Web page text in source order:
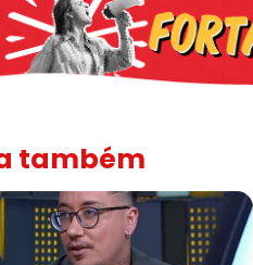
também
ao jornalista Caê